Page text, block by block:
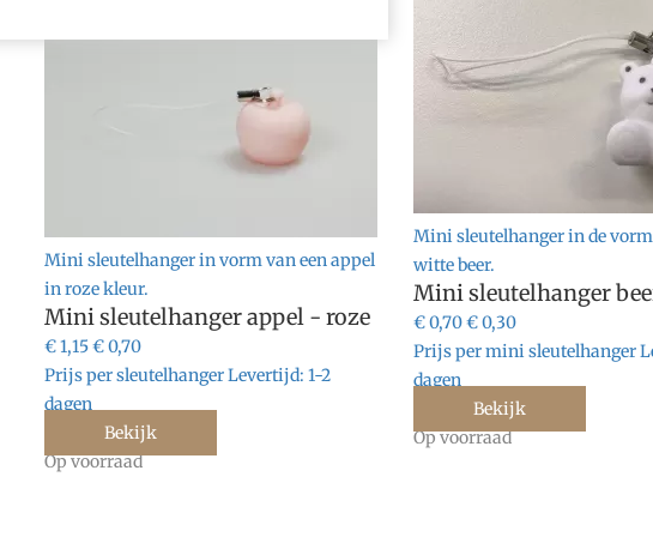
Mini sleutelhanger in vorm van een appel
in roze kleur.
Mini sleutelhanger appel - roze
€ 1,15€ 0,70
Prijs per sleutelhangerLevertijd: 1-2
dagen
Bekijk
Op voorraad
Mini sleutelhanger in de
witte beer.
Mini sleutelhanger
€ 0,70€ 0,30
Prijs per mini sleutelhanger
dagen
Bekijk
Op voorraad